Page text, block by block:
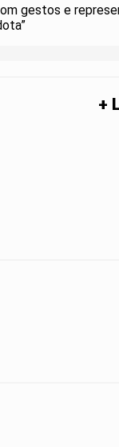
gestos e
+